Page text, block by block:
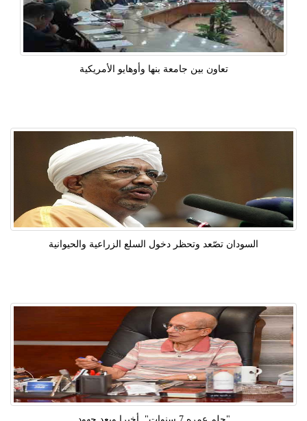
تعاون بين جامعة بنها وأوهايو الأمريكية
السودان تصّعد وتحظر دخول السلع الزراعية والحيوانية